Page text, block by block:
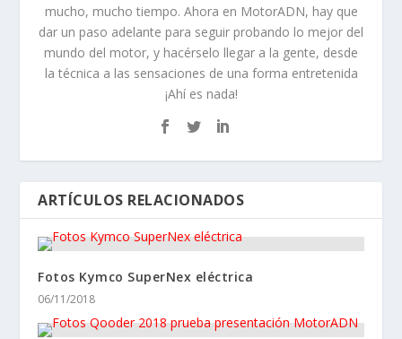
mucho, mucho tiempo. Ahora en MotorADN, hay que
dar un paso adelante para seguir probando lo mejor del
mundo del motor, y hacérselo llegar a la gente, desde
la técnica a las sensaciones de una forma entretenida
¡Ahí es nada!
ARTÍCULOS RELACIONADOS
Fotos Kymco SuperNex eléctrica
06/11/2018